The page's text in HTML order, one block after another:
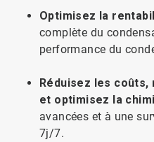
Optimisez la
complète du
performance du
Réduisez les
et optimisez la
avancées et à une
7j/7.